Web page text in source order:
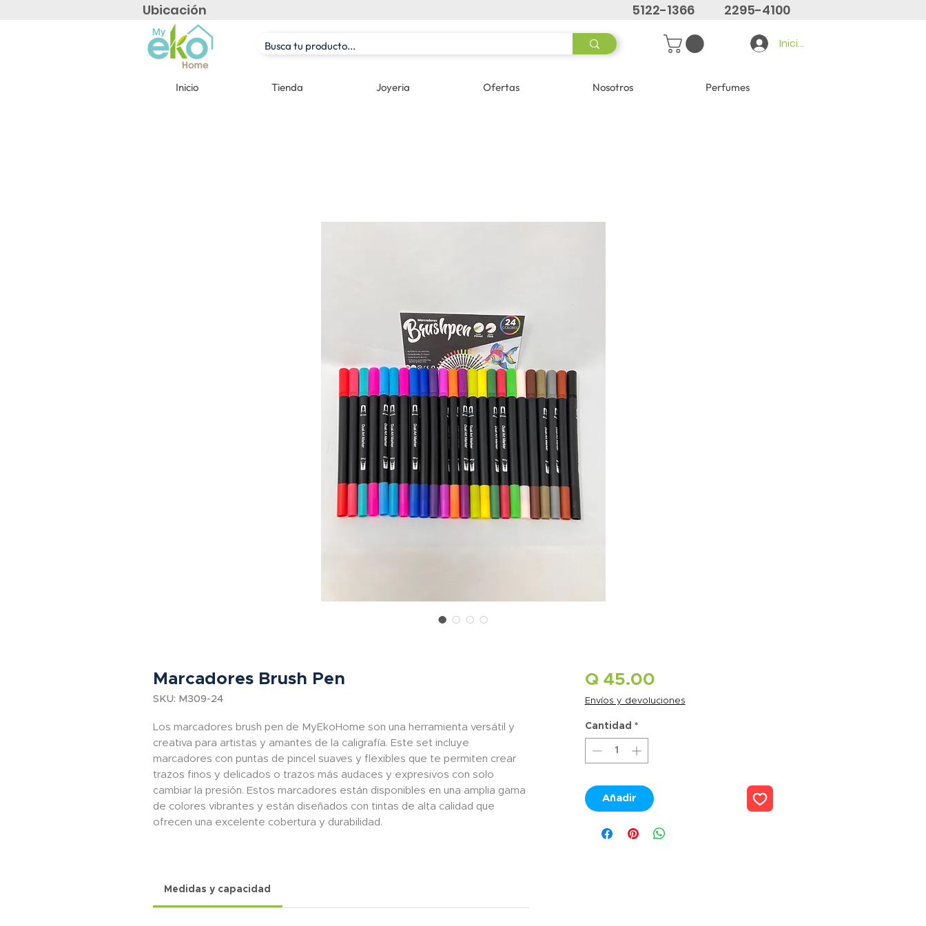
Ubicación 5122-1366 2295-4100
Iniciar sesión
Inicio Tienda Joyeria Ofertas Nosotros Perfumes
Marcadores Brush Pen
SKU: M309-24
Los marcadores brush pen de MyEkoHome son una herramienta versátil y
creativa para artistas y amantes de la caligrafía. Este set incluye
marcadores con puntas de pincel suaves y flexibles que te permiten crear
trazos finos y delicados o trazos más audaces y expresivos con solo
cambiar la presión. Estos marcadores están disponibles en una amplia gama
de colores vibrantes y están diseñados con tintas de alta calidad que
ofrecen una excelente cobertura y durabilidad.
Medidas y capacidad
Q 45.00Precio
Envíos y devoluciones
Cantidad *
Añadir